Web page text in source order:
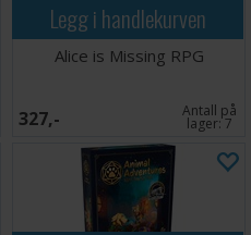
Legg i handlekurven
Alice is Missing RPG
327,- Antall på
lager:7